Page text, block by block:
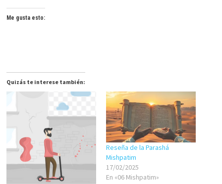
Me gusta esto:
Quizás te interese también:
Reseña de la Parashá
Mishpatim
17/02/2025
En «06 Mishpatim»